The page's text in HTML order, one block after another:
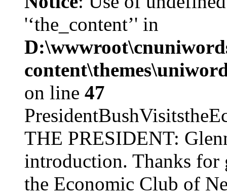
'‘the_content’' in
on line 47
THE PRESIDENT:
introduction. Thanks for
the Economic Club of